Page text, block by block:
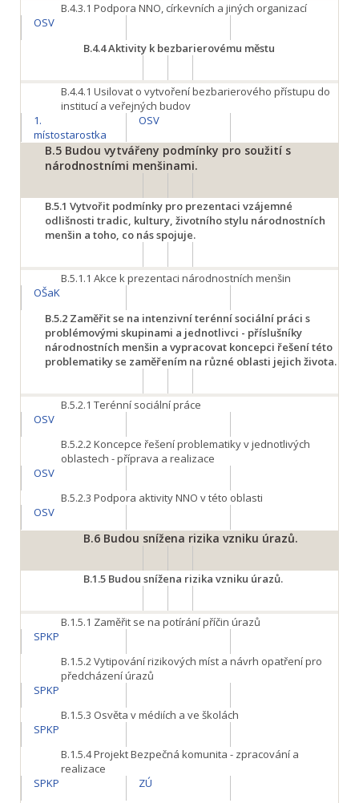
B.4.3.1 Podpora NNO, církevních a jiných organizací
OSV
B.4.4Aktivity k bezbarierovému městu
B.4.4.1 Usilovat o vytvoření bezbarierového přístupu do
institucí a veřejných budov
1.
místostarostka
OSV
B.5 Budou vytvářeny podmínky pro soužití s
národnostními menšinami.
B.5.1 Vytvořit podmínky pro prezentaci vzájemné
odlišnosti tradic, kultury, životního stylu národnostních
menšin a toho, co nás spojuje.
B.5.1.1 Akce k prezentaci národnostních menšin
OŠaK
B.5.2 Zaměřit se na intenzivní terénní sociální práci s
problémovými skupinami a jednotlivci - příslušníky
národnostních menšin a vypracovat koncepci řešení této
problematiky se zaměřením na různé oblasti jejich života.
B.5.2.1 Terénní sociální práce
OSV
B.5.2.2Koncepce řešení problematiky v jednotlivých
oblastech - příprava a realizace
OSV
B.5.2.3 Podpora aktivity NNO v této oblasti
OSV
B.6 Budou snížena rizika vzniku úrazů.
B.1.5 Budou snížena rizika vzniku úrazů.
B.1.5.1 Zaměřit se na potírání příčin úrazů
SPKP
B.1.5.2Vytipování rizikových míst a návrh opatření pro
předcházení úrazů
SPKP
B.1.5.3 Osvěta v médiích a ve školách
SPKP
B.1.5.4Projekt Bezpečná komunita - zpracování a
realizace
SPKP
ZÚ